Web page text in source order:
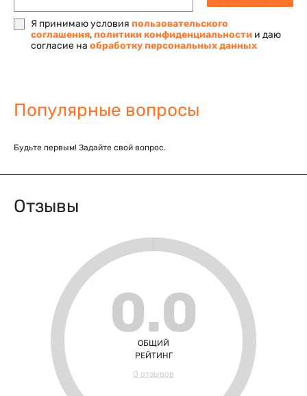
Я принимаю условия пользовательского
соглашения,политики конфиденциальности и даю
согласие на обработку персональных данных
Популярные вопросы
Будьте первым! Задайте свой вопрос.
Отзывы
0.0
ОБЩИЙ
РЕЙТИНГ
0 отзывов